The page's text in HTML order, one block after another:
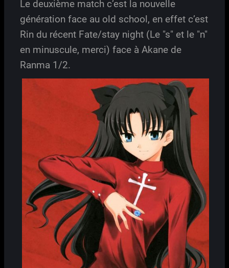
Le deuxième match c’est la nouvelle
génération face au old school, en effet c’est
Rin du récent Fate/stay night (Le "s" et le "n"
en minuscule, merci) face à Akane de
Ranma 1/2.